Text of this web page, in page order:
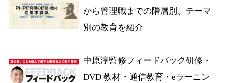
から管理職までの階層別、テーマ
別の教育を紹介
中原淳監修フィードバック研修・
DVD 教材・通信教育・eラーニン